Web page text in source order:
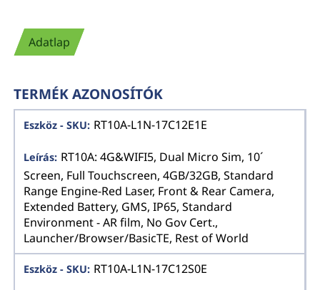
Adatlap
TERMÉK AZONOSÍTÓK
RT10A-L1N-17C12E1E
RT10A: 4G&WIFI5, Dual Micro Sim, 10´
Screen, Full Touchscreen, 4GB/32GB, Standard
Range Engine-Red Laser, Front & Rear Camera,
Extended Battery, GMS, IP65, Standard
Environment - AR film, No Gov Cert.,
Launcher/Browser/BasicTE, Rest of World
RT10A-L1N-17C12S0E